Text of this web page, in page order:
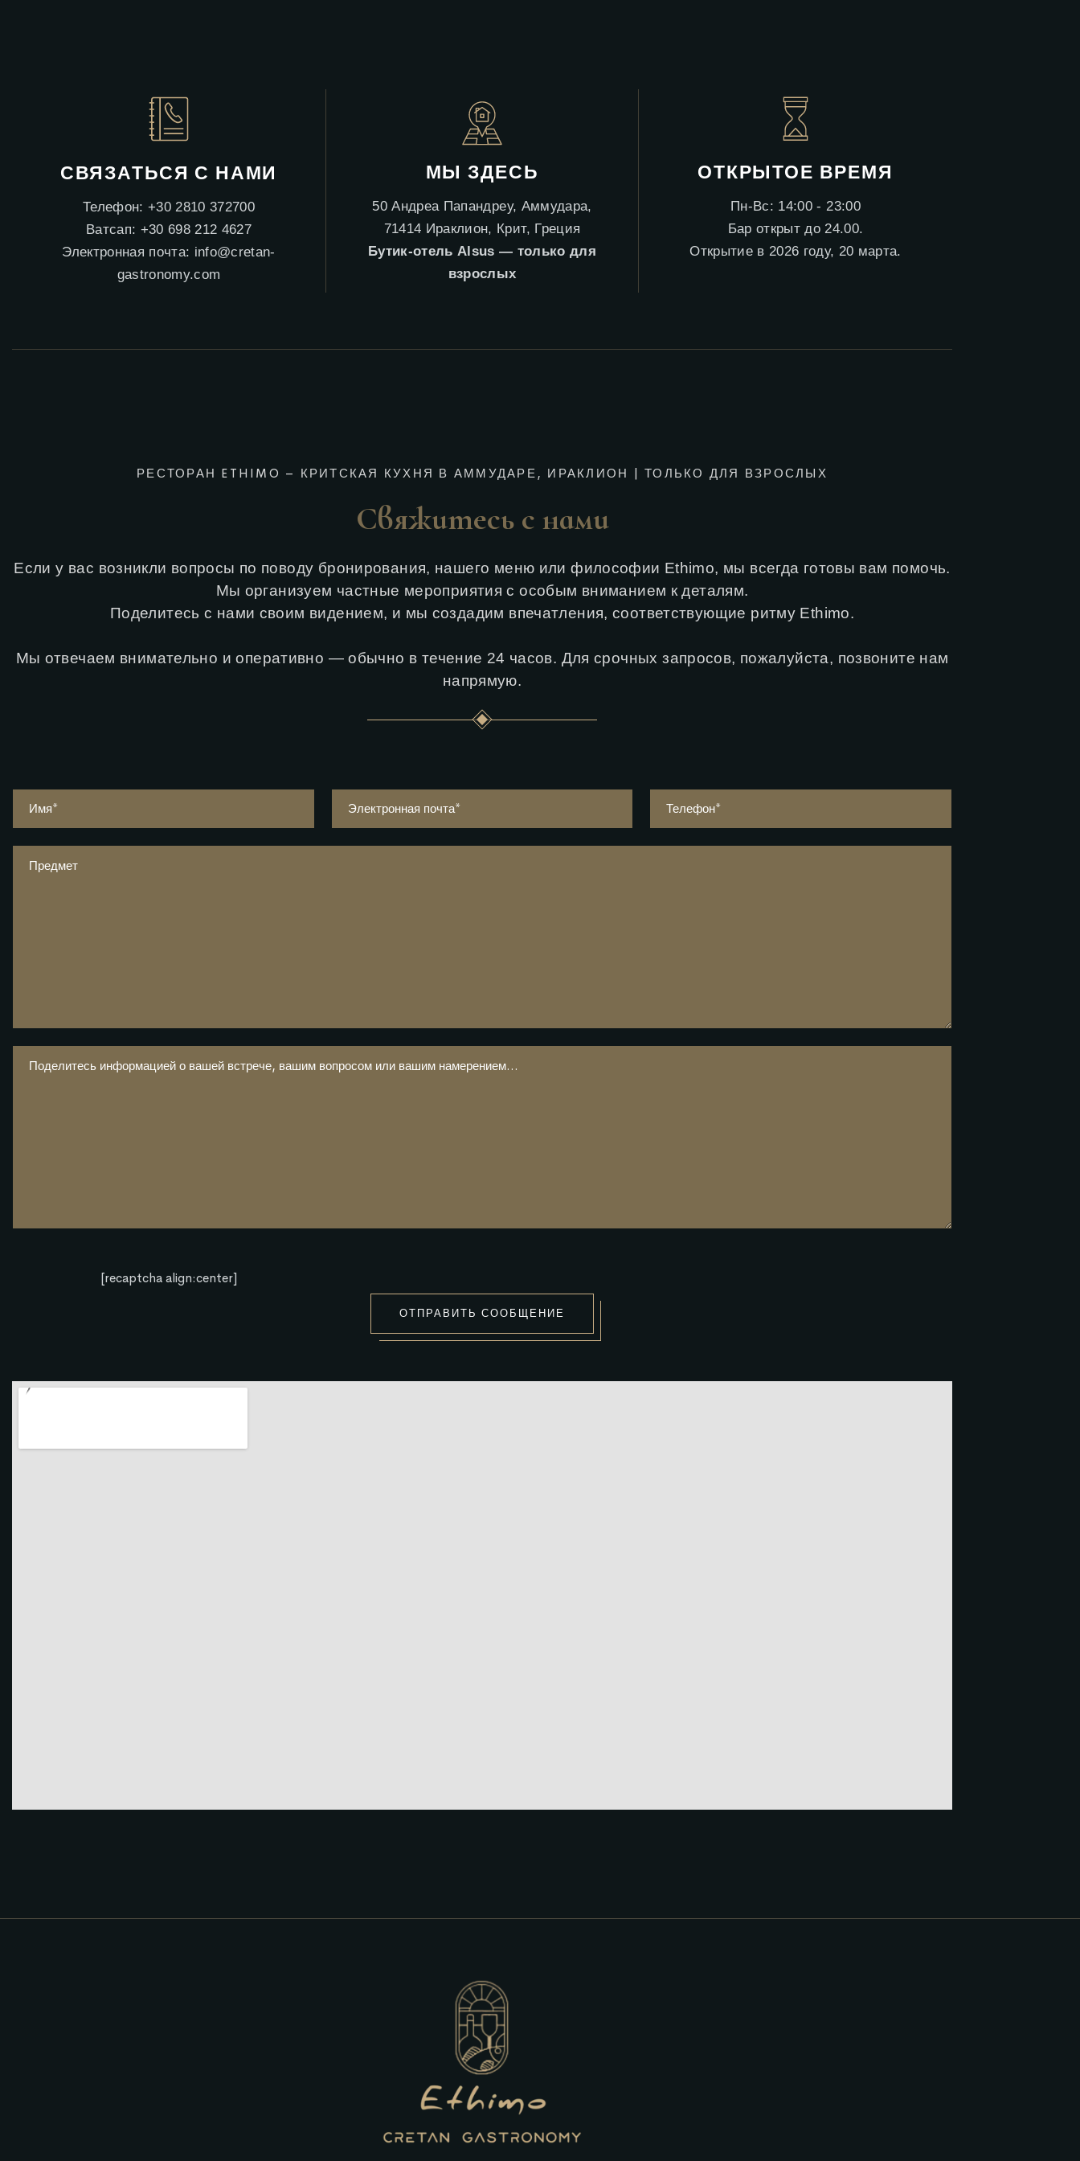
СВЯЗАТЬСЯ С НАМИ
Телефон: +30 2810 372700
Ватсап: +30 698 212 4627
Электронная почта: info@cretan-
gastronomy.com
МЫ ЗДЕСЬ
50 Андреа Папандреу, Аммудара,
71414 Ираклион, Крит, Греция
Бутик-отель Alsus — только для
взрослых
ОТКРЫТОЕ ВРЕМЯ
Пн-Вс: 14:00 - 23:00
Бар открыт до 24.00.
Открытие в 2026 году, 20 марта.
РЕСТОРАН ETHIMO – КРИТСКАЯ КУХНЯ В АММУДАРЕ, ИРАКЛИОН | ТОЛЬКО ДЛЯ ВЗРОСЛЫХ
Свяжитесь с нами
Если у вас возникли вопросы по поводу бронирования, нашего меню или философии Ethimo, мы всегда готовы вам помочь.
Мы организуем частные мероприятия с особым вниманием к деталям.
Поделитесь с нами своим видением, и мы создадим впечатления, соответствующие ритму Ethimo.
Мы отвечаем внимательно и оперативно — обычно в течение 24 часов. Для срочных запросов, пожалуйста, позвоните нам
напрямую.
[recaptcha align:center]
ОТПРАВИТЬ СООБЩЕНИЕ